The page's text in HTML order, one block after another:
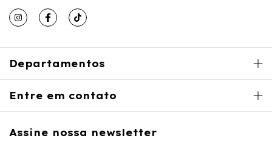
Departamentos
Entre em contato
Assine nossa newsletter